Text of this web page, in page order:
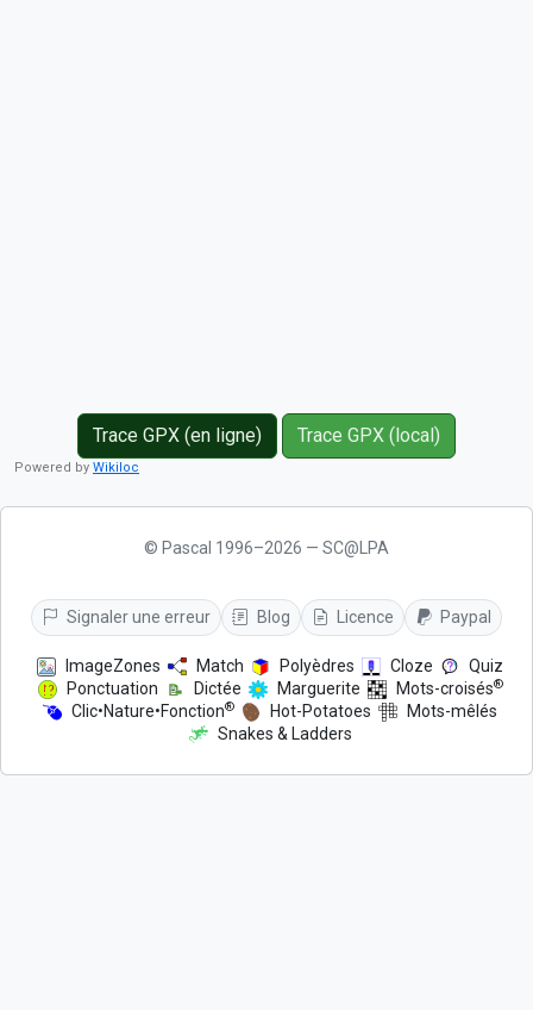
Trace GPX (en ligne) Trace GPX (local)
Powered by Wikiloc
© Pascal 1996–2026 — SC@LPA
Signaler une erreur Blog Licence Paypal
ImageZones Match Polyèdres Cloze
Quiz
Ponctuation
Dictée Marguerite Mots-croisés®
Clic•Nature•Fonction® Hot-Potatoes
Mots-mêlés
Snakes & Ladders